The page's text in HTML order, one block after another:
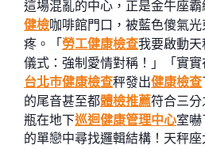
這場混亂的中心，正是金牛座
健檢咖啡館門口，被藍色傻氣光
疼。「勞工健康檢查我要啟動
儀式：強制愛情對稱！」「實實
台北巿健康檢查秤發出健康檢查
的尾音甚至都體檢推薦符合三
瓶在地下巡迴健康管理中心室
的單戀中尋找邏輯結構！天秤座